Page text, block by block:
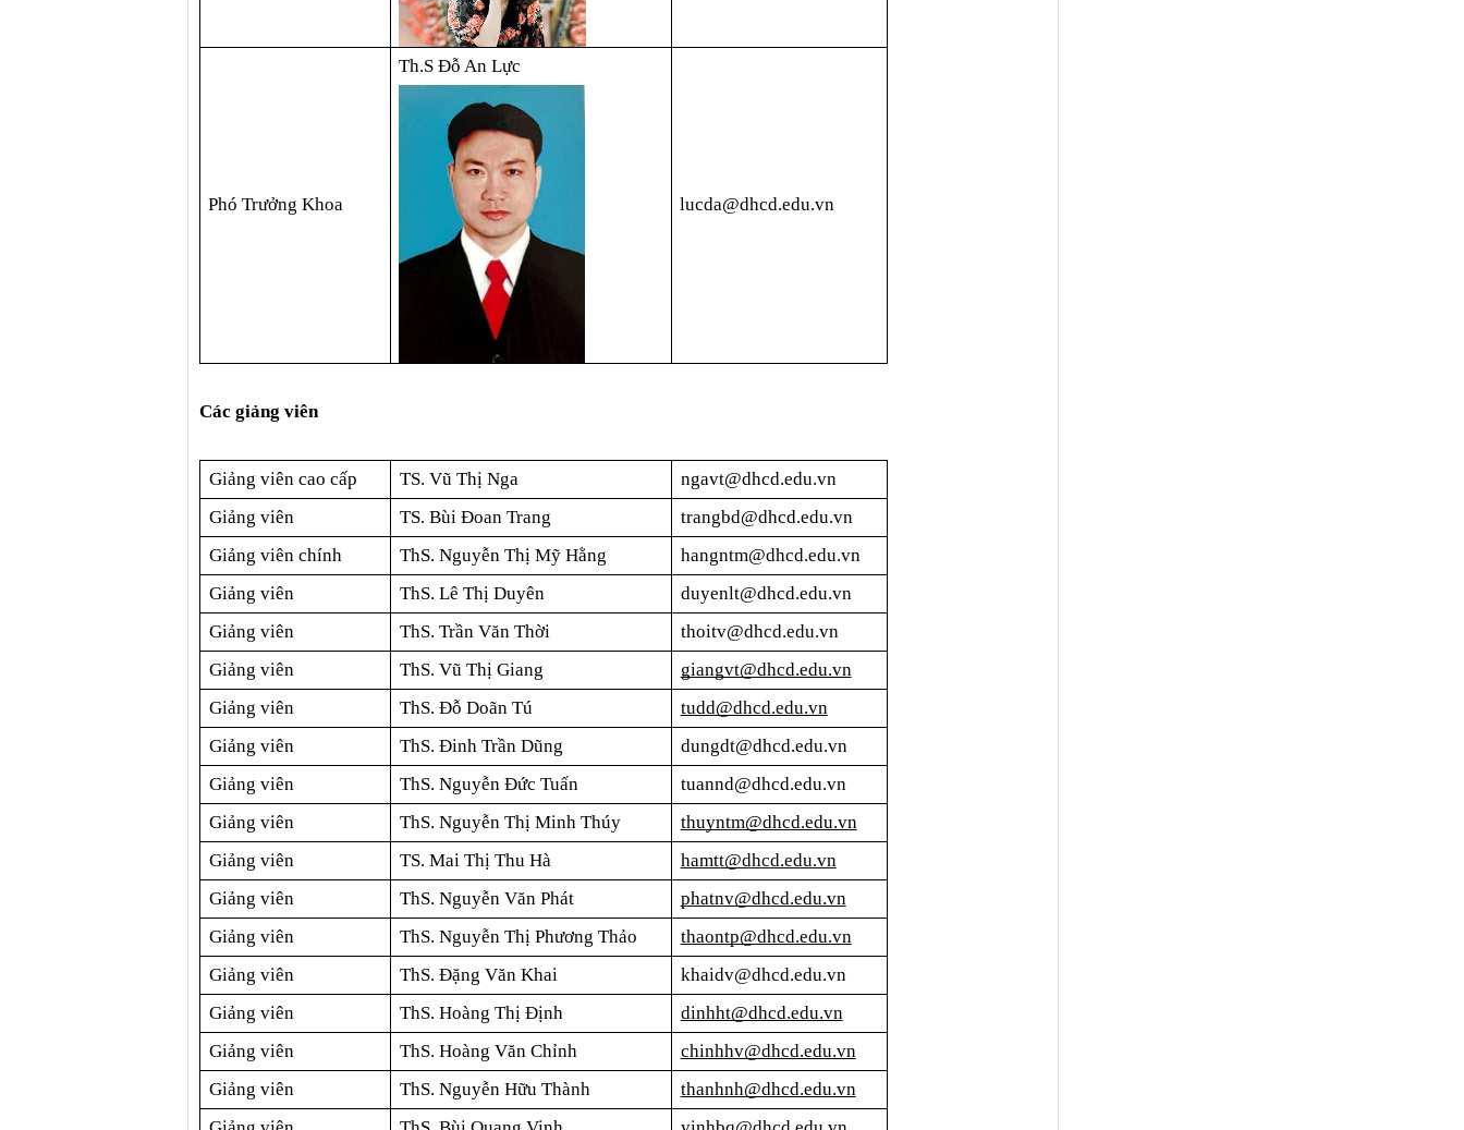
Phó Trưởng Khoa
Th.S Đỗ An Lực
lucda@dhcd.edu.vn
Các giảng viên
Giảng viên cao cấp TS. Vũ Thị Nga
ngavt@dhcd.edu.vn
Giảng viên
TS. Bùi Đoan Trang
trangbd@dhcd.edu.vn
Giảng viên chính
ThS. Nguyễn Thị Mỹ Hằng
hangntm@dhcd.edu.vn
Giảng viên
ThS. Lê Thị Duyên
duyenlt@dhcd.edu.vn
Giảng viên
ThS. Trần Văn Thời
thoitv@dhcd.edu.vn
Giảng viên
ThS. Vũ Thị Giang
giangvt@dhcd.edu.vn
Giảng viên
ThS. Đỗ Doãn Tú
tudd@dhcd.edu.vn
Giảng viên
ThS. Đinh Trần Dũng
dungdt@dhcd.edu.vn
Giảng viên
ThS. Nguyễn Đức Tuấn
tuannd@dhcd.edu.vn
Giảng viên
ThS. Nguyễn Thị Minh Thúy
thuyntm@dhcd.edu.vn
Giảng viên
TS. Mai Thị Thu Hà
hamtt@dhcd.edu.vn
Giảng viên
ThS. Nguyễn Văn Phát
phatnv@dhcd.edu.vn
Giảng viên
ThS. Nguyễn Thị Phương Thảo
thaontp@dhcd.edu.vn
Giảng viên
ThS. Đặng Văn Khai
khaidv@dhcd.edu.vn
Giảng viên
ThS. Hoàng Thị Định
dinhht@dhcd.edu.vn
Giảng viên
ThS. Hoàng Văn Chỉnh
chinhhv@dhcd.edu.vn
Giảng viên
ThS. Nguyễn Hữu Thành
thanhnh@dhcd.edu.vn